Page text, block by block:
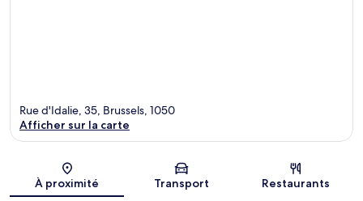
Carte
Rue d'Idalie, 35, Brussels, 1050
Afficher sur la carte
À proximité Transport Restaurants